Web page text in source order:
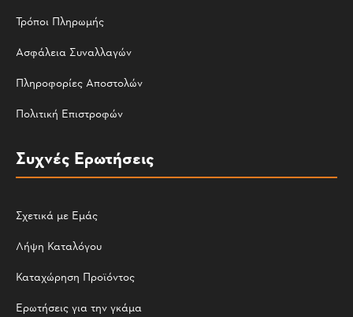
Τρόποι Πληρωμής
Ασφάλεια Συναλλαγών
Πληροφορίες Αποστολών
Πολιτική Επιστροφών
Συχνές Ερωτήσεις
Σχετικά με Εμάς
Λήψη Καταλόγου
Καταχώρηση Προϊόντος
Ερωτήσεις για την γκάμα